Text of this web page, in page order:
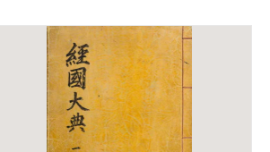
기획연구
홍재 한국학 펠로십 프로그램